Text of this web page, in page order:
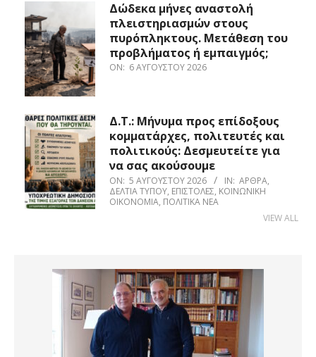
Δώδεκα μήνες αναστολή
πλειστηριασμών στους
πυρόπληκτους. Μετάθεση του
προβλήματος ή εμπαιγμός;
ON: 6 ΑΥΓΟΎΣΤΟΥ 2026
Δ.Τ.: Μήνυμα προς επίδοξους
κομματάρχες, πολιτευτές και
πολιτικούς: Δεσμευτείτε για
να σας ακούσουμε
ON: 5 ΑΥΓΟΎΣΤΟΥ 2026 IN: ΆΡΘΡΑ,
ΔΕΛΤΊΑ ΤΎΠΟΥ, ΕΠΙΣΤΟΛΈΣ, ΚΟΙΝΩΝΙΚΉ
ΟΙΚΟΝΟΜΊΑ, ΠΟΛΙΤΙΚΆ ΝΈΑ
VIEW ALL